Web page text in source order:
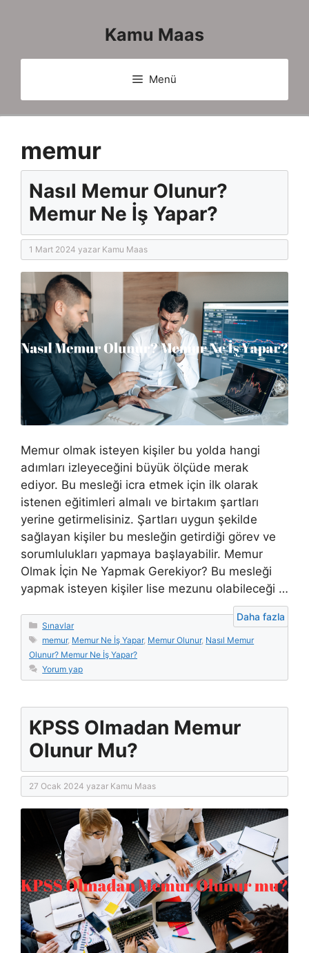
Kamu Maas
Menü
memur
Nasıl Memur Olunur?
Memur Ne İş Yapar?
1 Mart 2024 yazar Kamu Maas
Memur olmak isteyen kişiler bu yolda hangi
adımları izleyeceğini büyük ölçüde merak
ediyor. Bu mesleği icra etmek için ilk olarak
istenen eğitimleri almalı ve birtakım şartları
yerine getirmelisiniz. Şartları uygun şekilde
sağlayan kişiler bu mesleğin getirdiği görev ve
sorumlulukları yapmaya başlayabilir. Memur
Olmak İçin Ne Yapmak Gerekiyor? Bu mesleği
yapmak isteyen kişiler lise mezunu olabileceği …
Daha fazla
Kategoriler
Sınavlar
Etiketler
memur, Memur Ne İş Yapar, Memur Olunur, Nasıl Memur
Olunur? Memur Ne İş Yapar?
Yorum yap
KPSS Olmadan Memur
Olunur Mu?
27 Ocak 2024 yazar Kamu Maas